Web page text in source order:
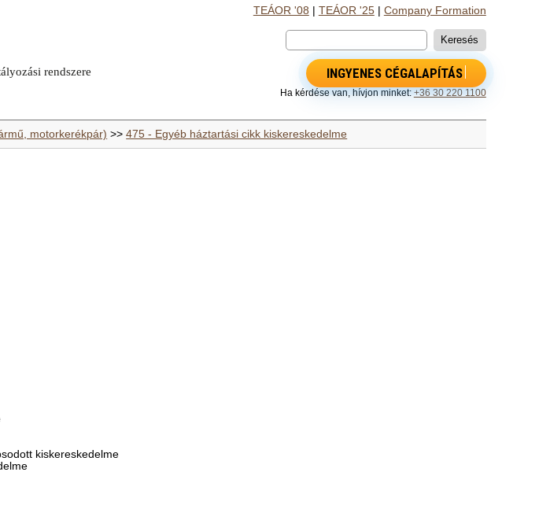
TEÁOR '08 TEÁOR '25| Company Formation
INGYENES CÉGALAPÍTÁS
Ha kérdése van, hívjon minket: +36 30 220 1100
motorkerékpár) >>475 - Egyéb háztartási cikk kiskereskedelme
kiskereskedelme